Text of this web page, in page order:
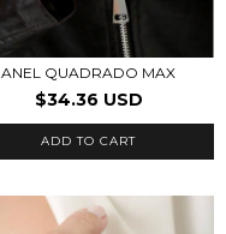
ANEL QUADRADO MAX
$34.36 USD